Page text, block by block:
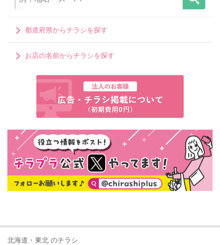
都道府県からチラシを探す
お店の名前からチラシを探す
北海道・東北 のチラシ